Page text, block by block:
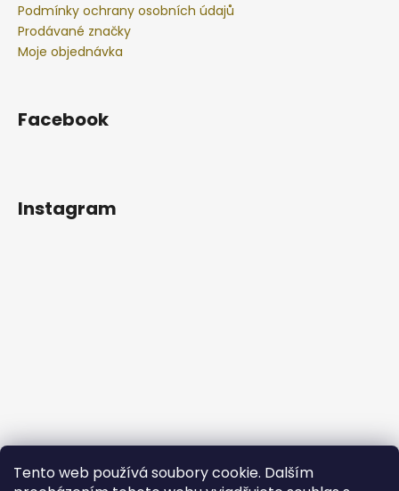
Tento web používá soubory cookie. Dalším
Podmínky ochrany osobních údajů
Prodávané značky
Moje objednávka
Facebook
Instagram